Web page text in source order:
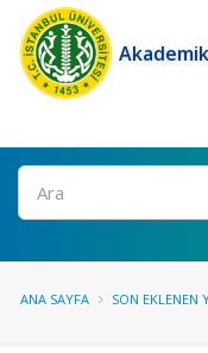
Ara
ANA SAYFA SON EKLENEN